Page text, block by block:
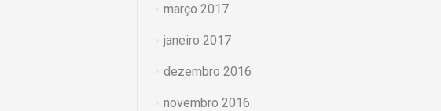
março 2017
janeiro 2017
dezembro 2016
novembro 2016